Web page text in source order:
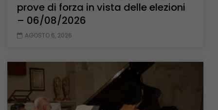
prove di forza in vista delle elezioni
– 06/08/2026
AGOSTO 6, 2026